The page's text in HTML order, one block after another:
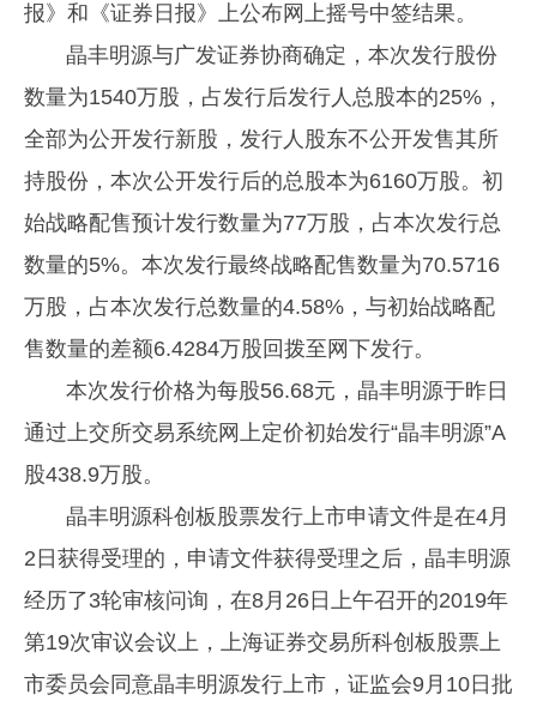
报》和《证券日报》上公布网上摇号中签结果。
晶丰明源与广发证券协商确定，本次发行股份
数量为1540万股，占发行后发行人总股本的25%，
全部为公开发行新股，发行人股东不公开发售其所
持股份，本次公开发行后的总股本为6160万股。初
始战略配售预计发行数量为77万股，占本次发行总
数量的5%。本次发行最终战略配售数量为70.5716
万股，占本次发行总数量的4.58%，与初始战略配
售数量的差额6.4284万股回拨至网下发行。
本次发行价格为每股56.68元，晶丰明源于昨日
通过上交所交易系统网上定价初始发行“晶丰明源”A
股438.9万股。
晶丰明源科创板股票发行上市申请文件是在4月
2日获得受理的，申请文件获得受理之后，晶丰明源
经历了3轮审核问询，在8月26日上午召开的2019年
第19次审议会议上，上海证券交易所科创板股票上
市委员会同意晶丰明源发行上市，证监会9月10日批